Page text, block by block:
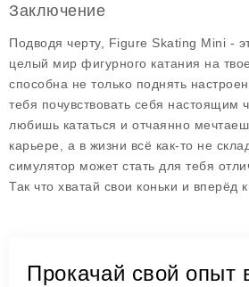
Заключение
Подводя черту, Figure Skating Mini -
целый мир фигурного катания на
способна не только поднять
тебя почувствовать себя настоящим
любишь кататься и отчаянно
карьере, а в жизни всё как-то не
симулятор может стать для тебя
Так что хватай свои коньки и вперёд
Прокачай свой опыт